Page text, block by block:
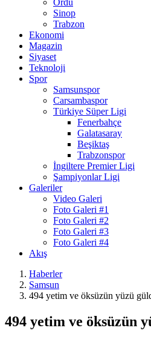
Ordu
Sinop
Trabzon
Ekonomi
Magazin
Siyaset
Teknoloji
Spor
Samsunspor
Carsambaspor
Türkiye Süper Ligi
Fenerbahçe
Galatasaray
Beşiktaş
Trabzonspor
İngiltere Premier Ligi
Şampiyonlar Ligi
Galeriler
Video Galeri
Foto Galeri #1
Foto Galeri #2
Foto Galeri #3
Foto Galeri #4
Akış
Haberler
Samsun
494 yetim ve öksüzün yüzü
494 yetim ve öksüzün